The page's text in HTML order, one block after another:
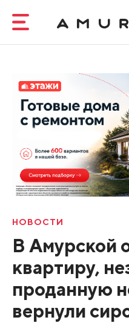
НОВОСТИ
В Амурской
квартиру,
проданную
вернули